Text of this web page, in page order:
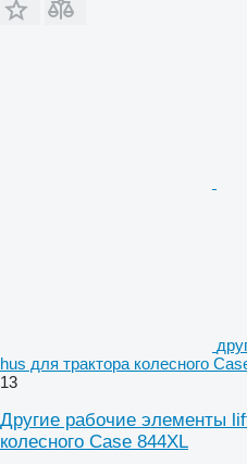
hus для трактора колесного
13
Другие рабочие элементы
колесного Case 844XL